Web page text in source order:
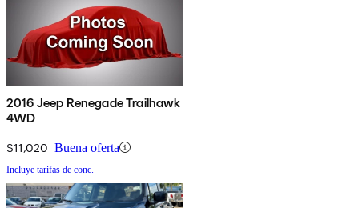
2016 Jeep Renegade Trailhawk
4WD
$11,020 Buena oferta
Incluye tarifas de conc.